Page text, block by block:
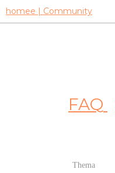
homee | Community
FAQ
Thema